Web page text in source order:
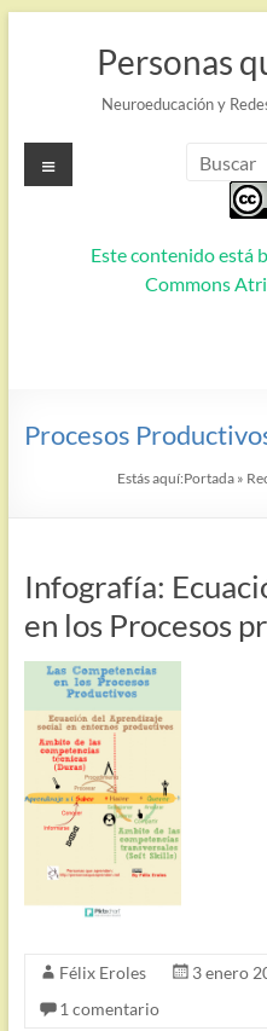
Personas
Neuroeducación y
Este contenido está
Commons
Menú
Procesos
Estás aquí:Portada »
Infografía:
en los Procesos
Félix Eroles 3 enero
1 comentario